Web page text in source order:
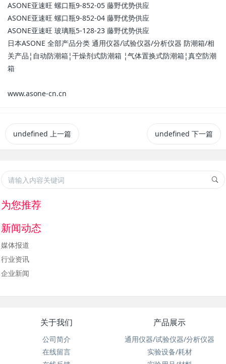
ASONE亚速旺 螺口瓶9-852-05 藤野优势供应
ASONE亚速旺 螺口瓶9-852-04 藤野优势供应
ASONE亚速旺 玻璃瓶5-128-23 藤野优势供应
日本ASONE 全部产品分类 通用仪器/试验仪器/分析仪器 防潮箱/相
关产品¦自动防潮箱¦干燥剂式防潮箱 ¦气体置换式防潮箱¦真空防潮
箱
www.asone-cn.cn
undefined 上一篇 undefined 下一篇
为您推荐
新闻动态
媒体报道
行业资讯
企业新闻
关于我们
公司简介
在线留言
产品展示
通用仪器/试验仪器/分析仪器
实验设备/耗材